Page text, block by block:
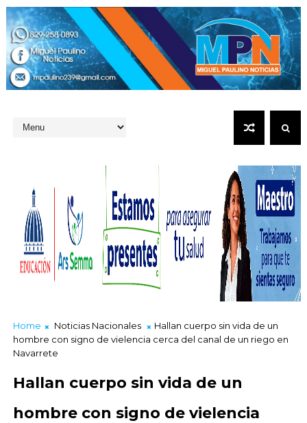
Home Noticias Nacionales
Hallan cuerpo sin vida de un
hombre con signo de vielencia cerca del canal de un riego en
Navarrete
Hallan cuerpo sin vida de un
hombre con signo de vielencia